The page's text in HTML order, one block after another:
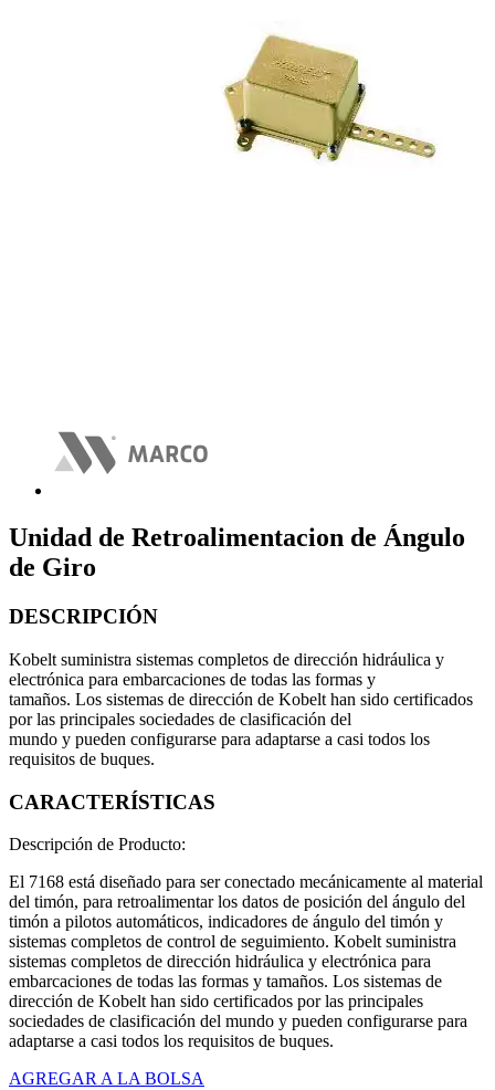
Unidad de Retroalimentacion de Ángulo
de Giro
DESCRIPCIÓN
Kobelt suministra sistemas completos de dirección hidráulica y
electrónica para embarcaciones de todas las formas y
tamaños. Los sistemas de dirección de Kobelt han sido certificados
por las principales sociedades de clasificación del
mundo y pueden configurarse para adaptarse a casi todos los
requisitos de buques.
CARACTERÍSTICAS
Descripción de Producto:
El 7168 está diseñado para ser conectado mecánicamente al material
del timón, para retroalimentar los datos de posición del ángulo del
timón a pilotos automáticos, indicadores de ángulo del timón y
sistemas completos de control de seguimiento. Kobelt suministra
sistemas completos de dirección hidráulica y electrónica para
embarcaciones de todas las formas y tamaños. Los sistemas de
dirección de Kobelt han sido certificados por las principales
sociedades de clasificación del mundo y pueden configurarse para
adaptarse a casi todos los requisitos de buques.
AGREGAR A LA BOLSA